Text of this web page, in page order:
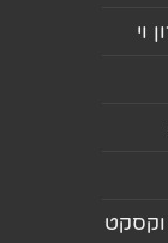
וי